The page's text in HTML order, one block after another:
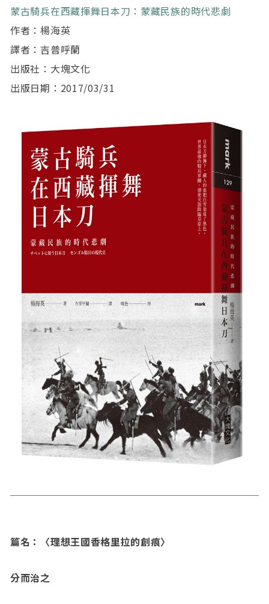
實錄》（岩波書店，2011）
《作為殖民地的蒙古——中國的官制國家主義與革命
思想》（勉誠出版，2013）
《在中國與蒙古的夾縫間——烏蘭夫民族自決未竟之
《蒙古和伊斯蘭式的中國》（文藝春秋．文春學藝叢
書，2014）
《日本陸軍與蒙古》（中央公論新社，中公新書
蒙古騎兵在西藏揮舞日本刀：蒙藏民族的時代悲劇
作者：楊海英
譯者：吉普呼蘭
出版社：大塊文化
出版日期：2017/03/31
篇名：〈理想王國香格里拉的創痕〉
分而治之